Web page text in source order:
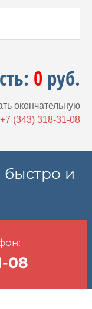
0 руб.
окончательную
+7 (343) 318-31-08
быстро и
08